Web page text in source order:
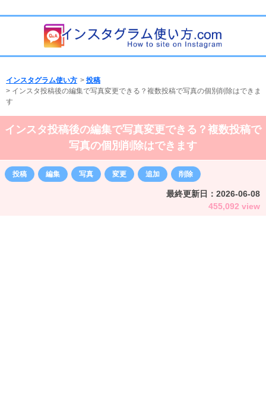
インスタグラム使い方 > 投稿
> インスタ投稿後の編集で写真変更できる？複数投稿で写真の個別削除はできま
す
インスタ投稿後の編集で写真変更できる？複数投稿で
写真の個別削除はできます
投稿 編集 写真 変更 追加 削除
最終更新日： 2026-06-08
455,092 view